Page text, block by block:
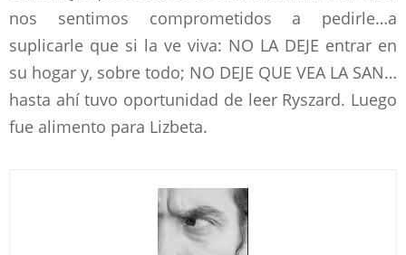
nos sentimos comprometidos a pedirle…a
suplicarle que si la ve viva: NO LA DEJE entrar en
su hogar y, sobre todo; NO DEJE QUE VEA LA SAN…
hasta ahí tuvo oportunidad de leer Ryszard. Luego
fue alimento para Lizbeta.